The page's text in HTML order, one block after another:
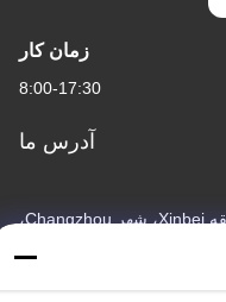
زمان کار
8:00-17:30
آدرس ما
شماره 12، جاده Xingtang West، منطقه Xinbei، شهر Changzhou،